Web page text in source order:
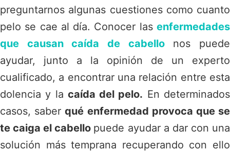
preguntarnos algunas cuestiones como cuanto
pelo se cae al día. Conocer lasenfermedades
que causan caída de cabellonos puede
ayudar, junto a la opinión de un experto
cualificado, a encontrar una relación entre esta
dolencia y la caída del pelo. En determinados
casos, saberqué enfermedad provoca que se
te caiga el cabello puede ayudar a dar con una
solución más temprana recuperando con ello